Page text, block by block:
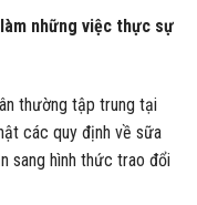
những việc thực sự
thường tập trung tại
các quy định về sữa
sang hình thức trao đổi